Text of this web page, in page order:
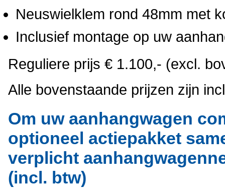
Neuswielklem rond 48mm met
Inclusief montage op uw
Reguliere prijs € 1.100,- (excl.
Alle bovenstaande prijzen zijn
Om uw aanhangwagen
optioneel actiepakket
verplicht
(incl. btw)